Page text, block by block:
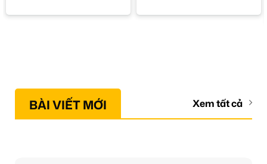
BÀI VIẾT MỚI Xem tất cả